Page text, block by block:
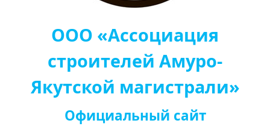
ООО «Ассоциация
строителей Амуро-
Якутской магистрали»
Официальный сайт